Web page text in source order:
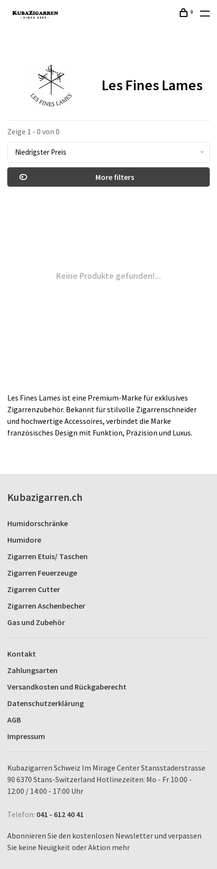
0
Les Fines Lames
Zeige 1 - 0 von 0
Niedrigster Preis
More filters
Keine Produkte gefunden!...
Les Fines Lames ist eine Premium-Marke für exklusives
Zigarrenzubehör. Bekannt für stilvolle Zigarrenschneider
und hochwertige Accessoires, verbindet die Marke
französisches Design mit Funktion, Präzision und Luxus.
Kubazigarren.ch
Humidorschränke
Humidore
Zigarren Etuis/ Taschen
Zigarren Feuerzeuge
Zigarren Cutter
Zigarren Aschenbecher
Gas und Zubehör
Kontakt
Zahlungsarten
Versandkosten und Rückgaberecht
Datenschutzerklärung
AGB
Impressum
Kubazigarren Schweiz Im Mirage Center Stansstaderstrasse
90 6370 Stans-Switzerland Hotlinezeiten: Mo - Fr 10:00 -
12:00 / 14:00 - 17:00 Uhr
Telefon: 041 - 612 40 41
Abonnieren Sie den kostenlosen Newsletter und verpassen
Sie keine Neuigkeit oder Aktion mehr